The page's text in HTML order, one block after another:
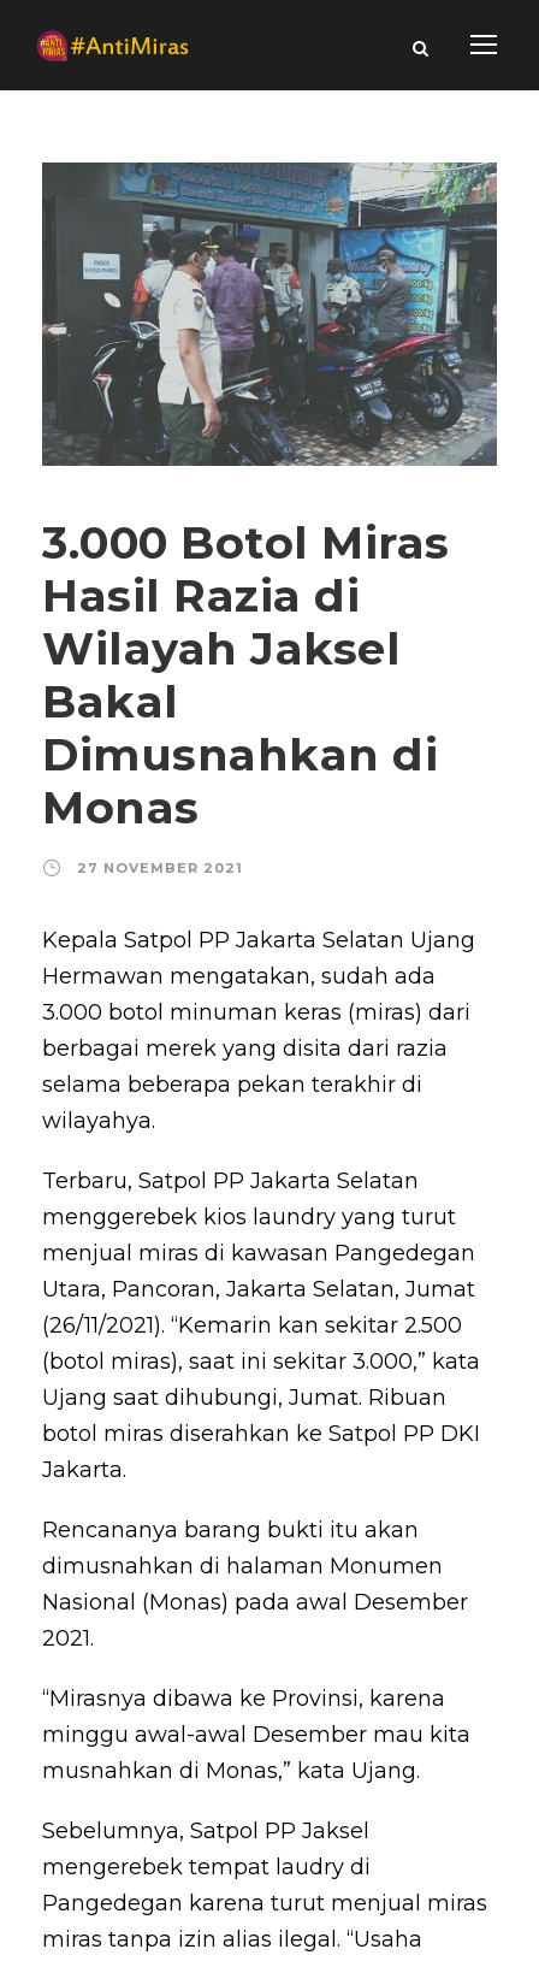
3.000 Botol Miras
Hasil Razia di
Wilayah Jaksel
Bakal
Dimusnahkan di
Monas
27 NOVEMBER 2021
Kepala Satpol PP Jakarta Selatan Ujang
Hermawan mengatakan, sudah ada
3.000 botol minuman keras (miras) dari
berbagai merek yang disita dari razia
selama beberapa pekan terakhir di
wilayahya.
Terbaru, Satpol PP Jakarta Selatan
menggerebek kios laundry yang turut
menjual miras di kawasan Pangedegan
Utara, Pancoran, Jakarta Selatan, Jumat
(26/11/2021). “Kemarin kan sekitar 2.500
(botol miras), saat ini sekitar 3.000,” kata
Ujang saat dihubungi, Jumat. Ribuan
botol miras diserahkan ke Satpol PP DKI
Jakarta.
Rencananya barang bukti itu akan
dimusnahkan di halaman Monumen
Nasional (Monas) pada awal Desember
2021.
“Mirasnya dibawa ke Provinsi, karena
minggu awal-awal Desember mau kita
musnahkan di Monas,” kata Ujang.
Sebelumnya, Satpol PP Jaksel
mengerebek tempat laudry di
Pangedegan karena turut menjual miras
miras tanpa izin alias ilegal. “Usaha